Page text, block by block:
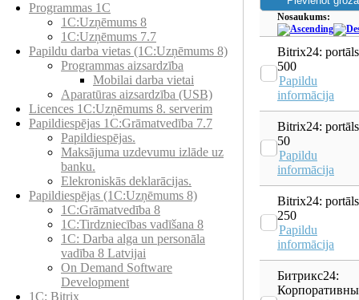
Programmas 1C
1C:Uzņēmums 8
1C:Uzņēmums 7.7
Papildu darba vietas (1C:Uzņēmums 8)
Programmas aizsardzība
Mobilai darba vietai
Aparatūras aizsardzība (USB)
Licences 1C:Uzņēmums 8. serverim
Papildiespējas 1C:Grāmatvedība 7.7
Papildiespējas.
Maksājuma uzdevumu izlāde uz
banku.
Elekroniskās deklarācijas.
Papildiespējas (1C:Uzņēmums 8)
1C:Grāmatvedība 8
1C:Tirdzniecības vadīšana 8
1С: Darba alga un personāla
vadība 8 Latvijai
On Demand Software
Development
1C: Bitrix
Nosaukums:
Bitrix24: portāls
500
Papildu
informācija
Bitrix24: portāls
50
Papildu
informācija
Bitrix24: portāls
250
Papildu
informācija
Битрикс24: